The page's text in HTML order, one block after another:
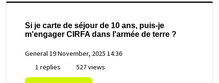
Si je carte de séjour de 10 ans, puis-je
m'engager CIRFA dans l'armée de terre ?
General19 November, 2025 14:36
1 replies
527 views